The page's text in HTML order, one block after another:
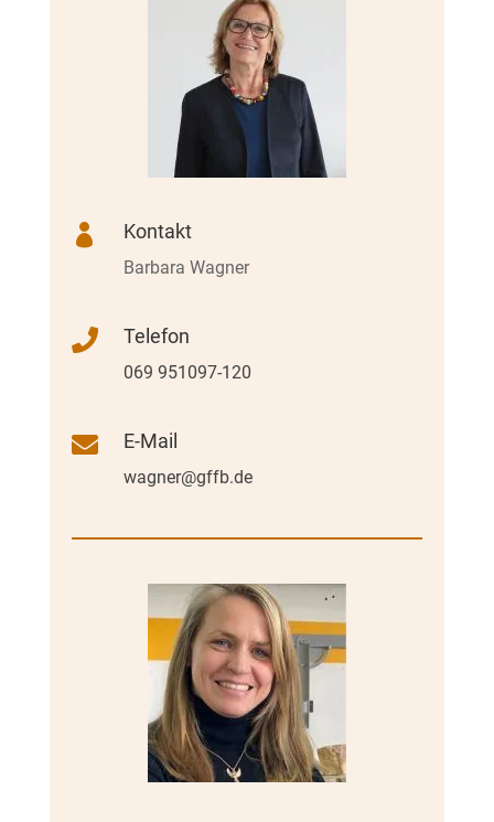
 Kontakt
Barbara Wagner
 Telefon
069 951097-120
 E-Mail
wagner@gffb.de